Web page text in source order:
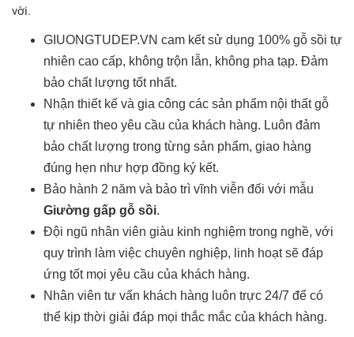
vời.
GIUONGTUDEP.VN cam kết sử dụng 100% gỗ sồi tự
nhiên cao cấp, không trộn lẫn, không pha tạp. Đảm
bảo chất lượng tốt nhất.
Nhận thiết kế và gia công các sản phẩm nội thất gỗ
tự nhiên theo yêu cầu của khách hàng. Luôn đảm
bảo chất lượng trong từng sản phẩm, giao hàng
đúng hẹn như hợp đồng ký kết.
Bảo hành 2 năm và bảo trì vĩnh viễn đối với mẫu
Giường gấp gỗ sồi.
Đội ngũ nhân viên giàu kinh nghiệm trong nghề, với
quy trình làm việc chuyên nghiệp, linh hoạt sẽ đáp
ứng tốt mọi yêu cầu của khách hàng.
Nhân viên tư vấn khách hàng luôn trực 24/7 để có
thể kịp thời giải đáp mọi thắc mắc của khách hàng.